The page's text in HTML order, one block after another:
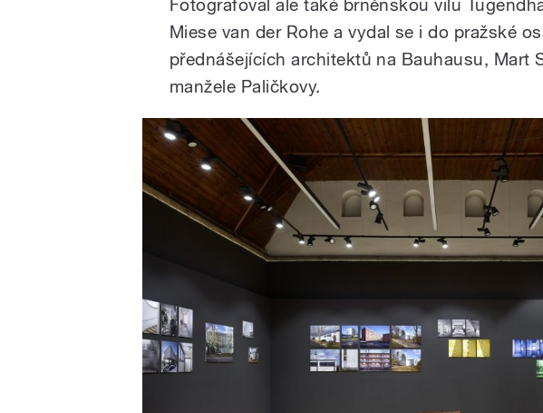
Fotografoval ale také brněnskou vilu
Miese van der Rohe a vydal se i do pražské
přednášejících architektů na Bauhausu, Mart
manžele Paličkovy.